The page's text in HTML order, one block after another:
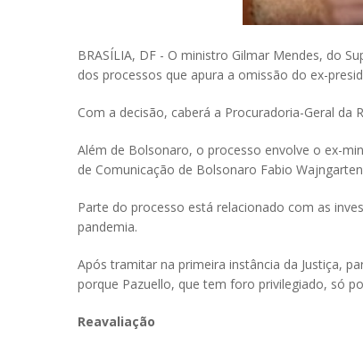
BRASÍLIA, DF - O ministro Gilmar Mendes, do
dos processos que apura a omissão do ex-
Com a decisão, caberá a Procuradoria-Geral da
Além de Bolsonaro, o processo envolve o ex-
de Comunicação de Bolsonaro Fabio
Parte do processo está relacionado com as
pandemia.
Após tramitar na primeira instância da Justiça,
porque Pazuello, que tem foro privilegiado, só
Reavaliação